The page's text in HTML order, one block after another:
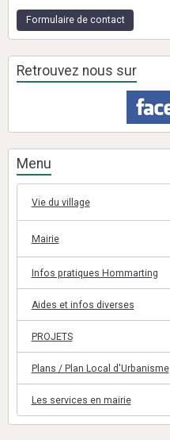
Formulaire de contact
Retrouvez nous sur
Menu
Vie du village
Mairie
Infos pratiques Hommarting
Aides et infos diverses
PROJETS
Plans / Plan Local d'Urbanisme
Les services en mairie